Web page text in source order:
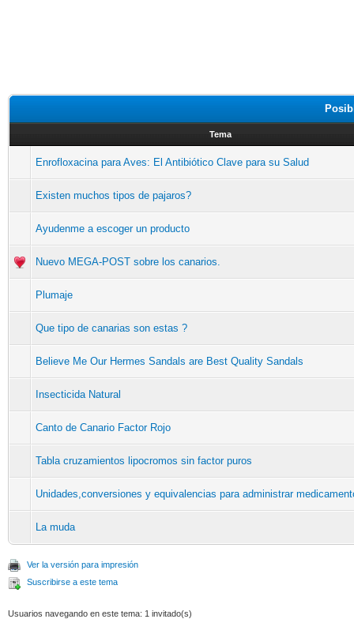
Tema
Enrofloxacina para Aves: El Antibiótico Clave para su Salud
Existen muchos tipos de pajaros?
Ayudenme a escoger un producto
Nuevo MEGA-POST sobre los canarios.
Plumaje
Que tipo de canarias son estas ?
Believe Me Our Hermes Sandals are Best Quality Sandals
Insecticida Natural
Canto de Canario Factor Rojo
Tabla cruzamientos lipocromos sin factor puros
Unidades,conversiones y equivalencias para administrar
La muda
Ver la versión para impresión
Suscribirse a este tema
Usuarios navegando en este tema: 1 invitado(s)